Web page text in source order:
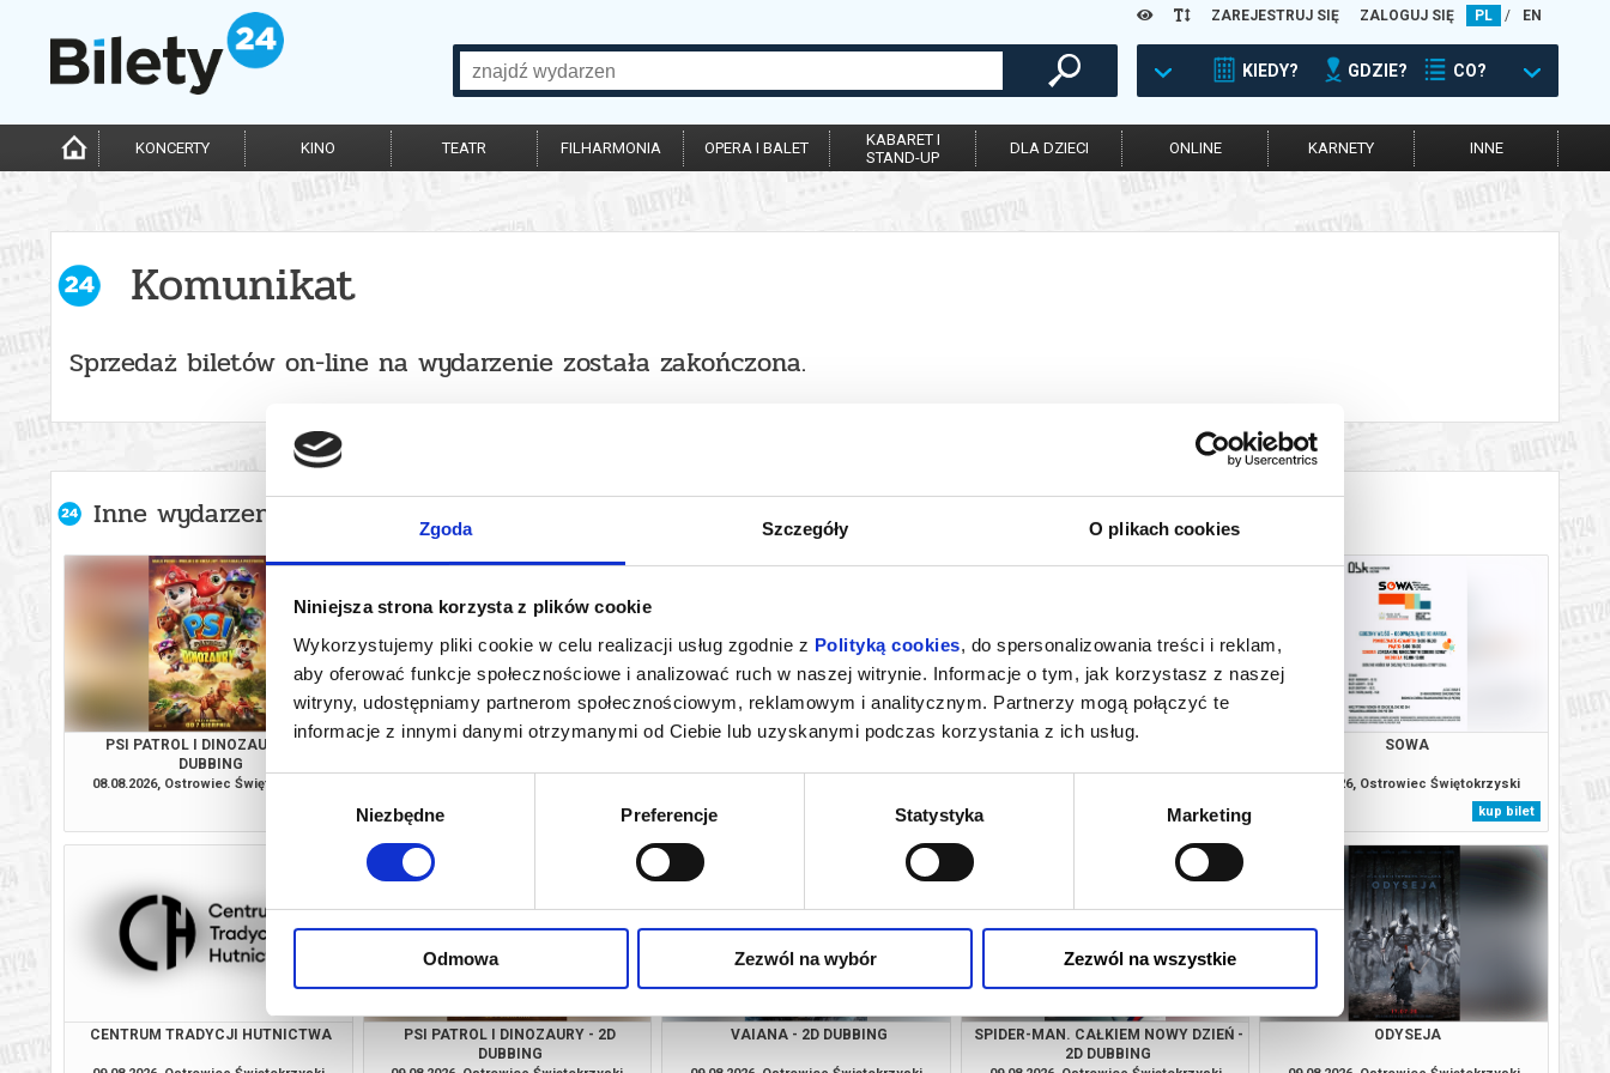
Zgoda Szczegóły O plikach cookies
Niniejsza strona korzysta z plików cookie
Wykorzystujemy pliki cookie w celu realizacji usług zgodnie z Polityką cookies, do spersonalizowania treści i reklam,
aby oferować funkcje społecznościowe i analizować ruch w naszej witrynie. Informacje o tym, jak korzystasz z naszej
witryny, udostępniamy partnerom społecznościowym, reklamowym i analitycznym. Partnerzy mogą połączyć te
informacje z innymi danymi otrzymanymi od Ciebie lub uzyskanymi podczas korzystania z ich usług.
Wybór
Niezbędne Preferencje Statystyka Marketing
Odmowa Zezwól na wybór Zezwól na wszystkie
ZAREJESTRUJ SIĘ ZALOGUJ SIĘ PL / EN
KIEDY? GDZIE? CO?
KONCERTY KINO TEATR FILHARMONIA OPERA I BALET
KABARET I
STAND-UP
DLA DZIECI ONLINE KARNETY INNE
Komunikat
Sprzedaż biletów on-line na wydarzenie została zakończona.
Inne wydarzenia organizatora
PSI PATROL I DINOZAURY - 2D
DUBBING
08.08.2026, Ostrowiec Świętokrzyski
ODYSEJA
kup bilet
ICE CREAM MAN
kup bilet
SPIDER-MAN. CAŁKIEM NOWY DZIEŃ -
kup bilet
SOWA
09.08.2026, Ostrowiec Świętokrzyski
kup bilet
CENTRUM TRADYCJI HUTNICTWA
PSI PATROL I DINOZAURY - 2D
DUBBING
VAIANA - 2D DUBBING
SPIDER-MAN. CAŁKIEM NOWY DZIEŃ -
2D DUBBING
ODYSEJA